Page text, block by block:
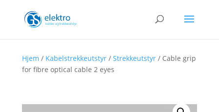
Hjem / Kabelstrekkeutstyr/ Strekkeutstyr/ Cable grip
for fibre optical cable 2 eyes